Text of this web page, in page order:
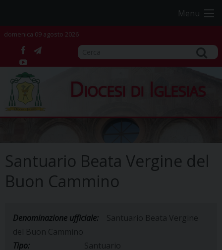
content
Menu
domenica 09 agosto 2026
facebook
telegram
YouTube
Diocesi di Iglesias
Santuario Beata Vergine del
Buon Cammino
Denominazione ufficiale:
Santuario Beata Vergine
del Buon Cammino
Tipo:
Santuario